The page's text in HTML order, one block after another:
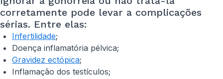
corretamente pode levar a complicações
sérias. Entre elas:
Infertilidade;
Doença inflamatória pélvica;
Gravidez ectópica;
Inflamação dos testículos;